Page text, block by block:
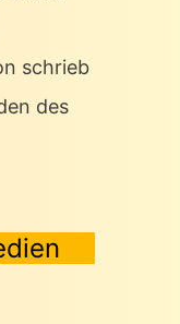
schrieb
des